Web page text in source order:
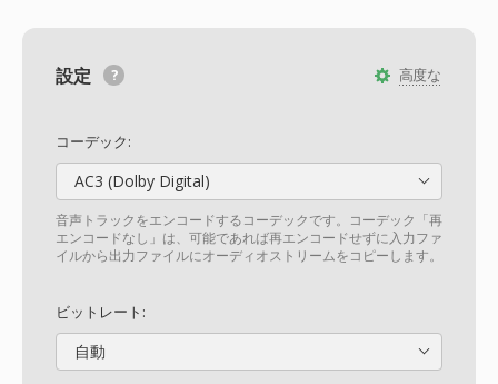
高度な
設定
コーデック:
AC3 (Dolby Digital)
音声トラックをエンコードするコーデックです。コーデック「再
エンコードなし」は、可能であれば再エンコードせずに入力ファ
イルから出力ファイルにオーディオストリームをコピーします。
ビットレート:
自動